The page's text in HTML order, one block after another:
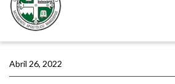
Abril 26, 2022